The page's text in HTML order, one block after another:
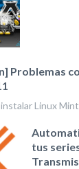
Problemas
Linux
tus